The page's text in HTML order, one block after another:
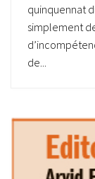
quinquennat
simplement
de...